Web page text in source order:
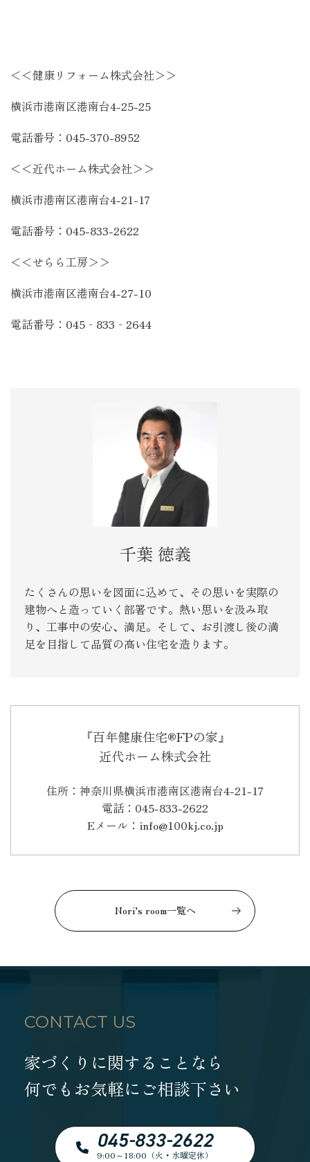
＜＜健康リフォーム株式会社＞＞
横浜市港南区港南台4-25-25
電話番号： 045-370-8952
＜＜近代ホーム株式会社＞＞
横浜市港南区港南台4-21-17
電話番号： 045-833-2622
＜＜せらら工房＞＞
横浜市港南区港南台4-27-10
電話番号： 045‐833‐2644
千葉 徳義
たくさんの思いを図面に込めて、その思いを実際の
建物へと造っていく部署です。熱い思いを汲み取
り、工事中の安心、満足。そして、お引渡し後の満
足を目指して品質の高い住宅を造ります。
『百年健康住宅®FPの家』
近代ホーム株式会社
住所：神奈川県横浜市港南区港南台4-21-17
電話：045-833-2622
Eメール：info@100kj.co.jp
Nori’s room一覧へ
CONTACT US
家づくりに関することなら
何でもお気軽にご相談下さい
045-833-2622
9:00～18:00（火・水曜定休）